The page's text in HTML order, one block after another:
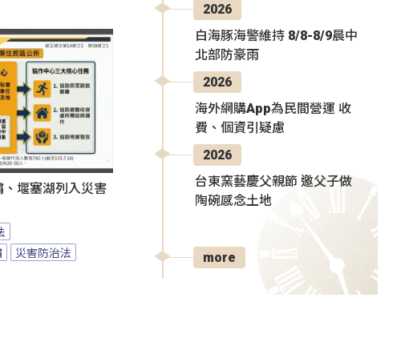
堰塞湖列入災害
災害防治法
2026
白海豚海警維持 8/8-8/9晨中
北部防豪雨
2026
海外網購App為民間營運 收
費、個資引疑慮
2026
台東窯藝慶父親節 邀父子做
陶碗感念土地
more